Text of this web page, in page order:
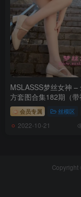
MSLASSS梦丝女神 –
方套图合集182期（
[119G]
会员专属 丝模区
2022-10-21
Copyright